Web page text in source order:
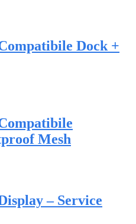
Dock +
Mesh
– Service